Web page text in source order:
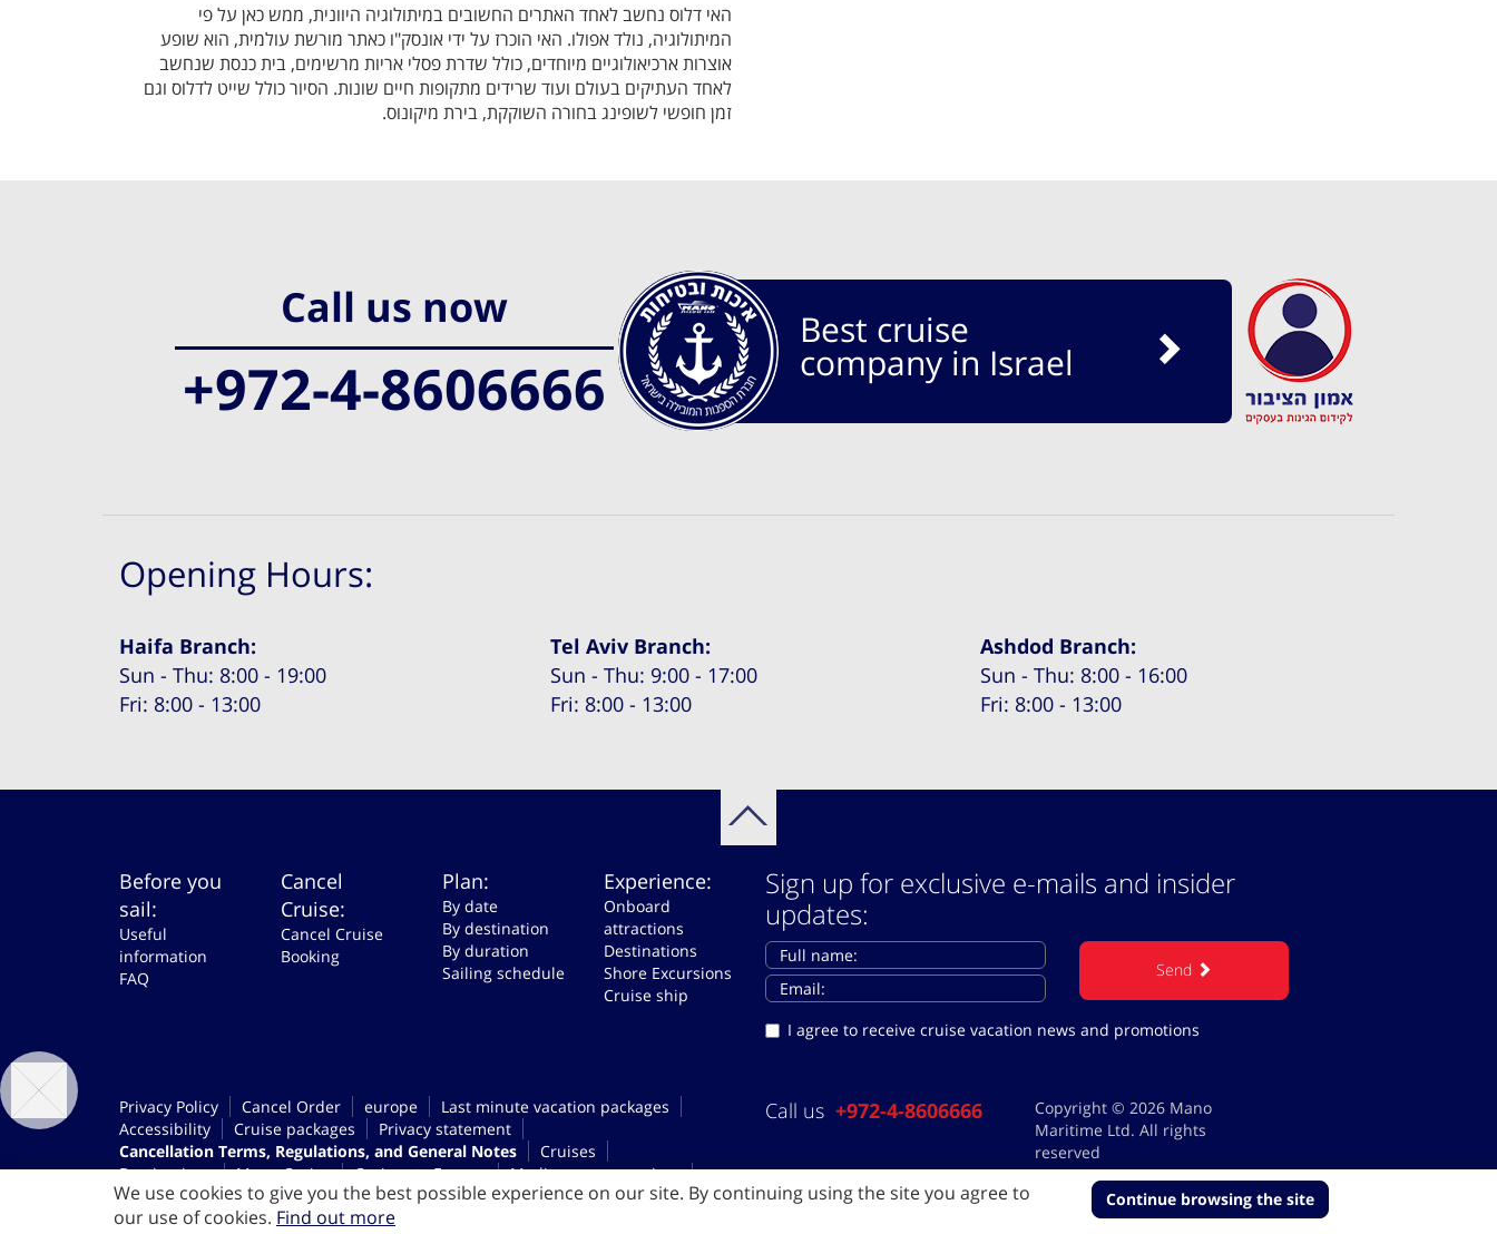
האי דלוס נחשב לאחד האתרים החשובים במיתולוגיה היוונית, ממש כאן על פי
המיתולוגיה, נולד אפולו. האי הוכרז על ידי אונסק"ו כאתר מורשת עולמית, הוא שופע
אוצרות ארכיאולוגיים מיוחדים, כולל שדרת פסלי אריות מרשימים, בית כנסת שנחשב
לאחד העתיקים בעולם ועוד שרידים מתקופות חיים שונות. הסיור כולל שייט לדלוס וגם
זמן חופשי לשופינג בחורה השוקקת, בירת מיקונוס.
Call us now
+972-4-8606666
Best cruise
company in Israel
Opening Hours:
Haifa Branch:
Sun - Thu: 8:00 - 19:00
Fri: 8:00 - 13:00
Tel Aviv Branch:
Sun - Thu: 9:00 - 17:00
Fri: 8:00 - 13:00
Ashdod Branch:
Sun - Thu: 8:00 - 16:00
Fri: 8:00 - 13:00
Before you
sail:
Useful
information
FAQ
Cancel
Cruise:
Cancel Cruise
Booking
Plan:
By date
By destination
By duration
Sailing schedule
Experience:
Onboard
attractions
Destinations
Shore Excursions
Cruise ship
Privacy Policy Cancel Order europe
Last minute vacation packages
Accessibility
Cruise packages
Privacy statement
Cancellation Terms, Regulations, and General Notes
Cruises
Destinations
Mano Cruise Cruises to Europe
Mediterranean cruises
Mano City | Rent Office Haifa
Cruises from Haifa
Sign up for exclusive e-mails and insider
updates:
I agree to receive cruise vacation news and promotions
Send
Call us +972-4-8606666
Copyright © 2026 Mano
Maritime Ltd. All rights
reserved
We use cookies to give you the best possible experience on our site. By continuing using the site you agree to
our use of cookies. Find out more
Continue browsing the site